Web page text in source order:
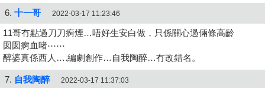
6. 十一哥 2022-03-17 11:23:46
11哥冇點過刀刀痾煙…唔好生安白做，只係關心過倆條高齡
囡囡痾血啫⋯⋯
醉婆真係西人….編劇創作…自我陶醉…冇改錯名。
7. 自我陶醉 2022-03-17 11:37:03